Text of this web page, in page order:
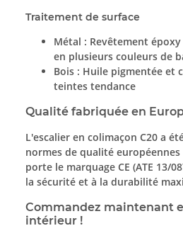
Traitement de surface
Métal : Revêtement
en plusieurs couleurs de
Bois : Huile pigmentée et
teintes tendance
Qualité fabriquée en
L'escalier en colimaçon C20 a
normes de qualité
porte le marquage CE (ATE 13/
la sécurité et à la durabilité
Commandez maintenant
intérieur !